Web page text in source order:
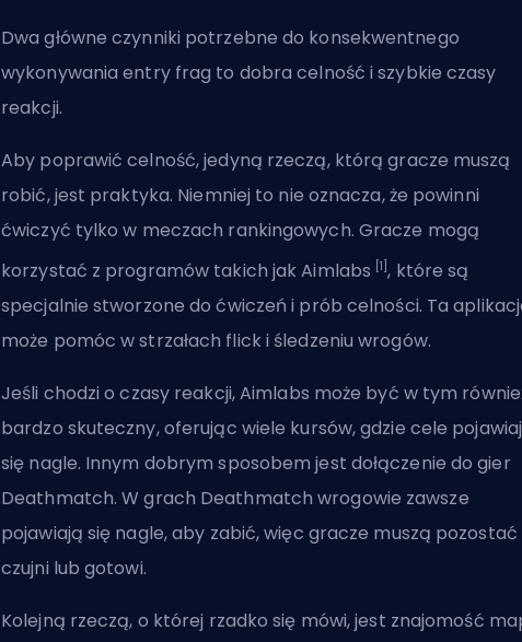
Dwa główne czynniki potrzebne do konsekwentnego
wykonywania entry frag to dobra celność i szybkie czasy
reakcji.
Aby poprawić celność, jedyną rzeczą, którą gracze muszą
robić, jest praktyka. Niemniej to nie oznacza, że powinni
ćwiczyć tylko w meczach rankingowych. Gracze mogą
korzystać z programów takich jak Aimlabs [1] , które są
specjalnie stworzone do ćwiczeń i prób celności. Ta
może pomóc w strzałach flick i śledzeniu wrogów.
Jeśli chodzi o czasy reakcji, Aimlabs może być w tym
bardzo skuteczny, oferując wiele kursów, gdzie cele
się nagle. Innym dobrym sposobem jest dołączenie do gier
Deathmatch. W grach Deathmatch wrogowie zawsze
pojawiają się nagle, aby zabić, więc gracze muszą pozostać
czujni lub gotowi.
Kolejną rzeczą, o której rzadko się mówi, jest znajomość